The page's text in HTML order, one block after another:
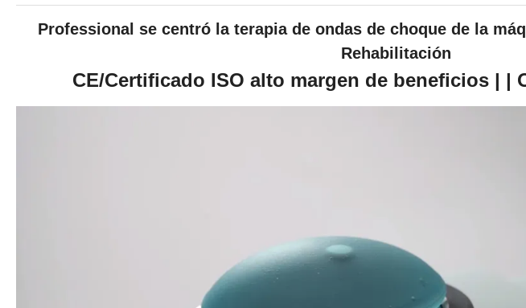
Professional se centró la terapia de ondas de choque de la
Rehabilitación
CE/Certificado ISO alto margen de beneficios | |